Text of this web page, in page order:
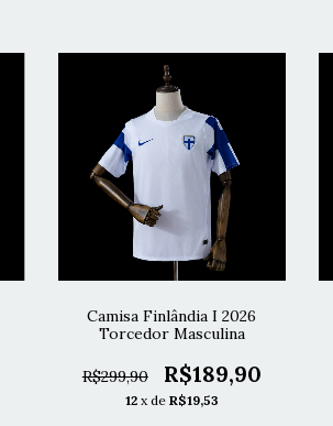
Camisa Finlândia I 2026
Torcedor Masculina
R$299,90 R$189,90
12 x de R$19,53